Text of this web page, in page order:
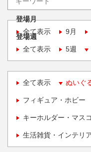
登場月
全て表示
9月
登場週
全て表示
5週
全て表示 ぬいぐ
フィギュア・ホビー
キーホルダー・マス
生活雑貨・インテリ